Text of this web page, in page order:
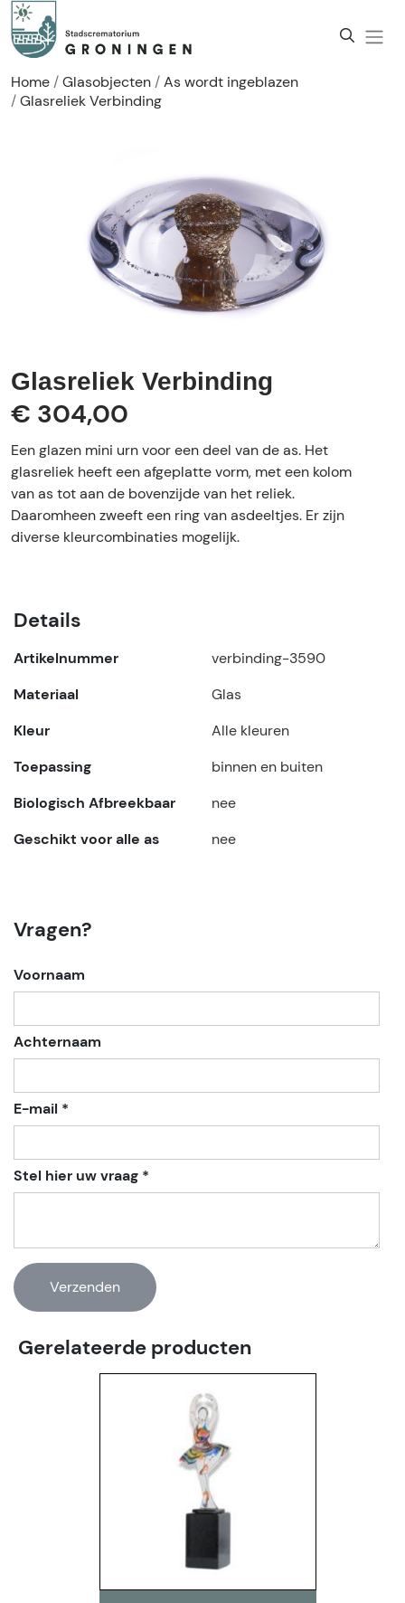
Home Glasobjecten
As wordt ingeblazen
Glasreliek Verbinding
Glasreliek Verbinding
€ 304,00
Een glazen mini urn voor een deel van de as. Het
glasreliek heeft een afgeplatte vorm, met een kolom
van as tot aan de bovenzijde van het reliek.
Daaromheen zweeft een ring van asdeeltjes. Er zijn
diverse kleurcombinaties mogelijk.
Details
Artikelnummer
verbinding-3590
Materiaal
Glas
Kleur
Alle kleuren
Toepassing
binnen en buiten
Biologisch Afbreekbaar
nee
Geschikt voor alle as
nee
Vragen?
Voornaam
Achternaam
E-mail *
Stel hier uw vraag *
Gerelateerde producten